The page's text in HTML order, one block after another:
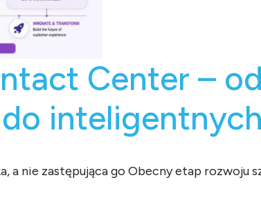
Center –
a nie zastępująca go Obecny etap rozwoju